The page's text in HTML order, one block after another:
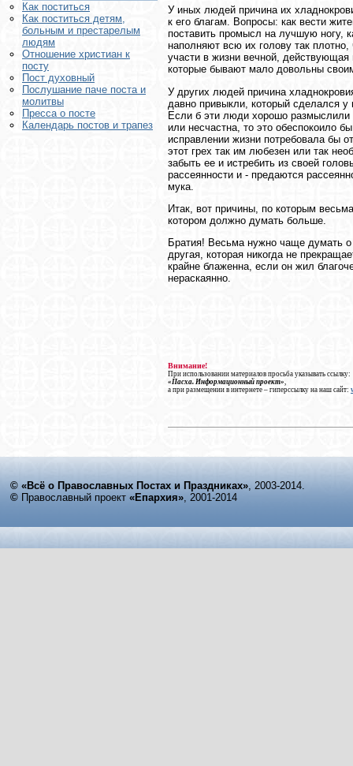
Как поститься
Как поститься детям,
больным и престарелым
людям
Отношение христиан к
посту
Пост духовный
Послушание паче поста и
молитвы
Пресса о посте
Календарь постов и трапез
У иных людей причина их
к его благам. Вопросы: как вести
поставить промысл на лучшую ногу,
наполняют всю их голову так
участи в жизни вечной,
которые бывают мало довольны
У других людей причина
давно привыкли, который сделался у
Если б эти люди хорошо размыслили
или несчастна, то это обеспокоило
исправлении жизни потребовала бы
этот грех так им любезен или так
забыть ее и истребить из своей
рассеянности и - предаются
мука.
Итак, вот причины, по которым
котором должно думать больше.
Братия! Весьма нужно чаще думать
другая, которая никогда не
крайне блаженна, если он жил
нераскаянно.
Внимание!
При использовании материалов просьба указывать ссылку:
«Пасха. Информационный проект»,
а при размещении в интернете – гиперссылку на наш сайт:
© «Всё о Православных Постах и Праздниках», 2003-2014.
© Православный проект «Епархия», 2001-2014